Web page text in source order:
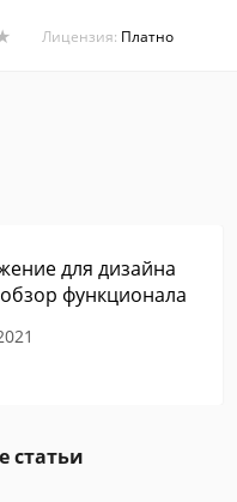
о безопаснее, но и
Лицензия: Платно
для дизайна
функционала
статьи